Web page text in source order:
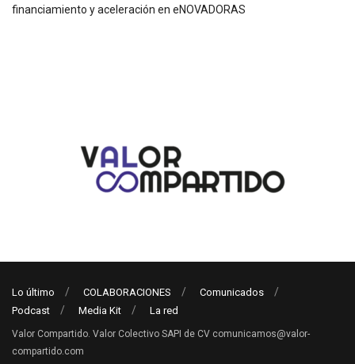
financiamiento y aceleración en eNOVADORAS
Lo último COLABORACIONES
Comunicados
Podcast
Media Kit La red
Valor Compartido. Valor Colectivo SAPI de CV comunicamos@valor-
compartido.com